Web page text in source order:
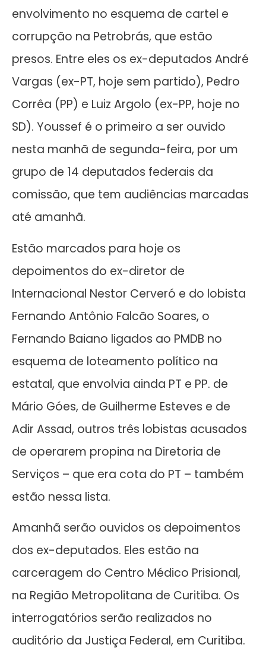
envolvimento no esquema de cartel e
corrupção na Petrobrás, que estão
presos. Entre eles os ex-deputados André
Vargas (ex-PT, hoje sem partido), Pedro
Corrêa (PP) e Luiz Argolo (ex-PP, hoje no
SD). Youssef é o primeiro a ser ouvido
nesta manhã de segunda-feira, por um
grupo de 14 deputados federais da
comissão, que tem audiências marcadas
até amanhã.
Estão marcados para hoje os
depoimentos do ex-diretor de
Internacional Nestor Cerveró e do lobista
Fernando Antônio Falcão Soares, o
Fernando Baiano ligados ao PMDB no
esquema de loteamento político na
estatal, que envolvia ainda PT e PP. de
Mário Góes, de Guilherme Esteves e de
Adir Assad, outros três lobistas acusados
de operarem propina na Diretoria de
Serviços – que era cota do PT – também
estão nessa lista.
Amanhã serão ouvidos os depoimentos
dos ex-deputados. Eles estão na
carceragem do Centro Médico Prisional,
na Região Metropolitana de Curitiba. Os
interrogatórios serão realizados no
auditório da Justiça Federal, em Curitiba.